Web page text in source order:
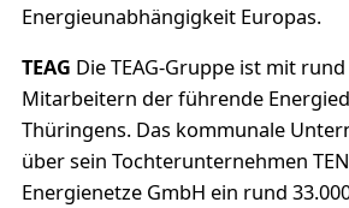
Energieunabhängigkeit Europas.
TEAG Die TEAG-Gruppe ist mit rund
Mitarbeitern der führende
Thüringens. Das kommunale
über sein Tochterunternehmen
Energienetze GmbH ein rund